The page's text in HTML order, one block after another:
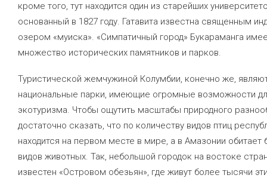
кроме того, тут находится один из старейших
основанный в 1827 году. Гатавита известна священным
озером «муиска». «Симпатичный город» Букараманга
множество исторических памятников и парков.
Туристической жемчужиной Колумбии, конечно же,
национальные парки, имеющие огромные возможности
экотуризма. Чтобы ощутить масштабы природного
достаточно сказать, что по количеству видов птиц
находится на первом месте в мире, а в Амазонии обитает
видов животных. Так, небольшой городок на востоке
известен «Островом обезьян», где живут более тысячи